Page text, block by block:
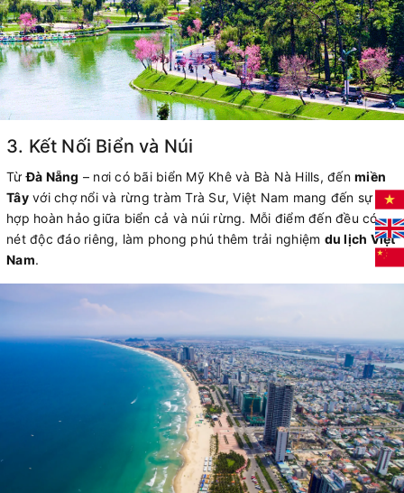
3. Kết Nối Biển và Núi
TừĐà Nẵng – nơi có bãi biển Mỹ Khê và Bà Nà Hills, đến miền
Tâyvới chợ nổi và rừng tràm Trà Sư, Việt Nam mang đến sự kết
hợp hoàn hảo giữa biển cả và núi rừng. Mỗi điểm đến đều có
nét độc đáo riêng, làm phong phú thêm trải nghiệm du lịch Việt
Nam.